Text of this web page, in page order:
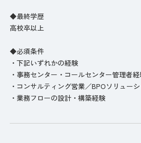
◆最終学歴
高校卒以上
◆必須条件
・下記いずれかの経験
・事務センター・コールセンター管理者
・コンサルティング営業／BPOソリュー
・業務フローの設計・構築経験